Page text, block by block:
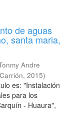
de aguas
santa maria,
Andre
, 2015)
es: "Instalación
para los
- Huaura",